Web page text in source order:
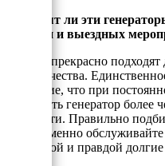
Подходят ли эти
стройки и выездных
Да, они прекрасно
электричества.
внимание, что при
нагружать генератор
мощности. Правильно
своевременно
Вам верой и правдой